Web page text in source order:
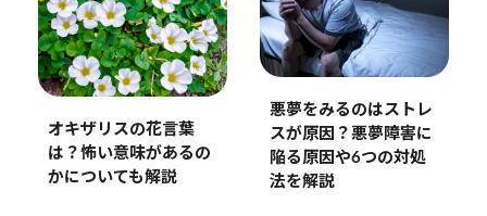
オキザリスの花言葉
は？怖い意味があるの
かについても解説
悪夢をみるのはストレ
スが原因？悪夢障害に
陥る原因や6つの対処
法を解説